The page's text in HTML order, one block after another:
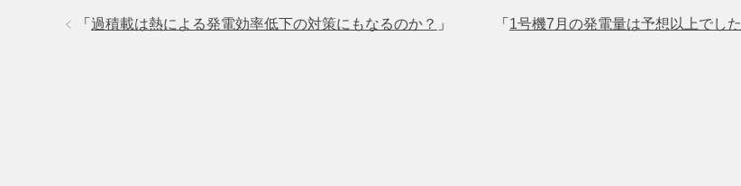
「 1号機7月の発電量は予想以上でした
「 過積載は熱による発電効率低下の対策にもなるのか？ 」